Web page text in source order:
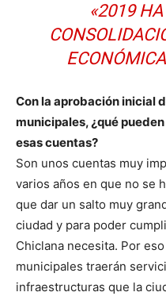
«2019
Con la aprobación inicial
municipales, ¿qué
esas cuentas?
Son unos cuentas muy
varios años en que no se
que dar un salto muy
ciudad y para poder
Chiclana necesita. Por
municipales traerán
infraestructuras que la